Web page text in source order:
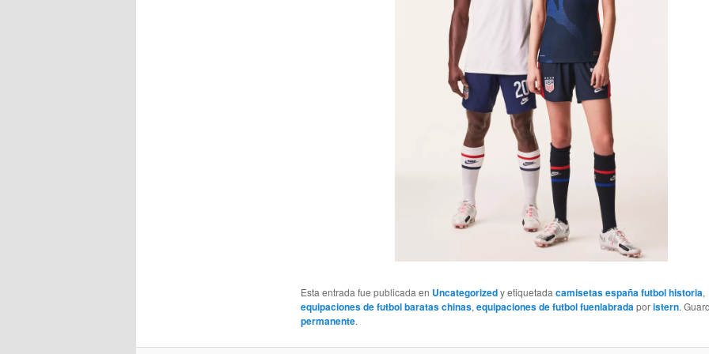
Esta entrada fue publicada en Uncategorizedy etiquetada camisetas españa futbol historia,
equipaciones de futbol baratas chinas, equipaciones de futbol fuenlabradaporistern.
permanente.